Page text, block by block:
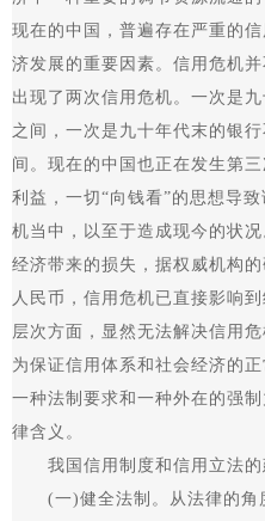
现在的中国，普遍存在严重的
济发展的重要因素。信用危机
出现了两次信用危机。一次是
之间，一次是九十年代末的银
间。现在的中国也正在发生第
利益，一切“向钱看”的思想导
机当中，以至于造成现今的状
经济带来的损失，据权威机构
人民币，信用危机已直接影响
层次方面，显然无法解决信用
为保证信用体系和社会经济的
一种法制要求和一种外在的强
律含义。
我国信用制度和信用立法的
(一)健全法制。从法律的角